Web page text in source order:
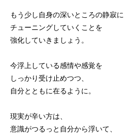
もう少し自身の深いところの静寂に
チューニングしていくことを
強化していきましょう。
今浮上している感情や感覚を
しっかり受け止めつつ、
自分とともに在るように。
現実が辛い方は、
意識がつるっと自分から浮いて、